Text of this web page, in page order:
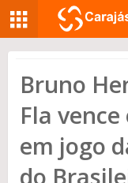
Bruno
Fla
em jogo
do